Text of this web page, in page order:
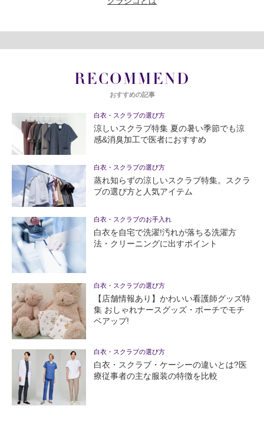
RECOMMEND
おすすめの記事
白衣・スクラブの選び方
涼しいスクラブ特集 夏の暑い季節でも涼
感&消臭加工で医者におすすめ
白衣・スクラブの選び方
蒸れ知らずの涼しいスクラブ特集。スクラ
ブの選び方と人気アイテム
白衣・スクラブのお手入れ
白衣を自宅で洗濯!汚れが落ちる洗濯方
法・クリーニングに出すポイント
白衣・スクラブの選び方
【店舗情報あり】かわいい看護師グッズ特
集 おしゃれナースグッズ・ポーチでモチ
ベアップ!
白衣・スクラブの選び方
白衣・スクラブ・ケーシーの違いとは?医
療従事者の主な服装の特徴を比較